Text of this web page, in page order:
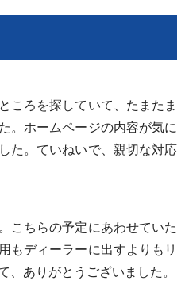
ころを探していて、たまたま
。ホームページの内容が気に
た。ていねいで、親切な対応
こちらの予定にあわせていた
もディーラーに出すよりもリ
ありがとうございました。